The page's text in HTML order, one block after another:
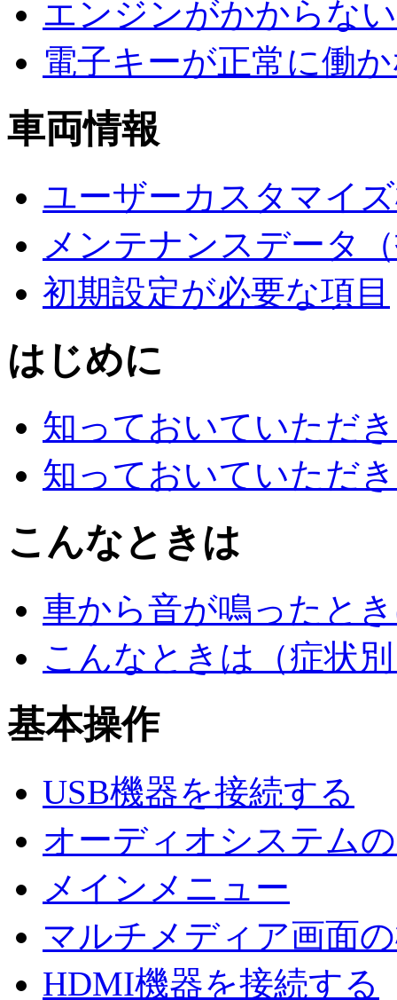
エンジンがかからな
電子キーが正常に働
車両情報
ユーザーカスタマイ
メンテナンスデータ
初期設定が必要な項目
はじめに
知っておいていただ
知っておいていただ
こんなときは
車から音が鳴ったと
こんなときは（症状
基本操作
USB機器を接続する
オーディオシステム
メインメニュー
マルチメディア画面
HDMI機器を接続する